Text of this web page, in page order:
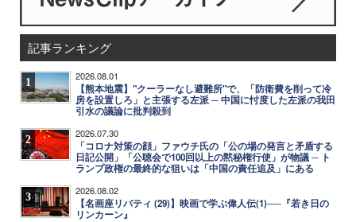
記事ランキング
1 2026.08.01
【熊本地震】"クーラーなし避難所"で、「防衛費を削って冷
房を設置しろ」と主張する左派 ─ 中国に忖度した左派の我田
引水の議論に批判殺到
2 2026.07.30
「コロナ対策の顔」ファウチ氏の「公の場の発言と矛盾する
日記公開」「公聴会で100回以上の黙秘権行使」が物議 ─ ト
ランプ政権の最終的な狙いは「中国の責任追及」にある
3 2026.08.02
【名画座リバティ (29)】映画で学ぶ偉人伝(1)──『若き日の
リンカーン』